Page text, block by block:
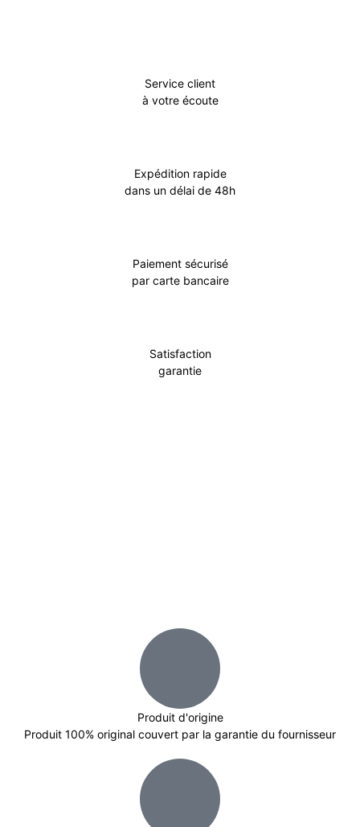
Service client
à votre écoute
Expédition rapide
dans un délai de 48h
Paiement sécurisé
par carte bancaire
Satisfaction
garantie
Produit d'origine
Produit 100% original couvert par la garantie du fournisseur